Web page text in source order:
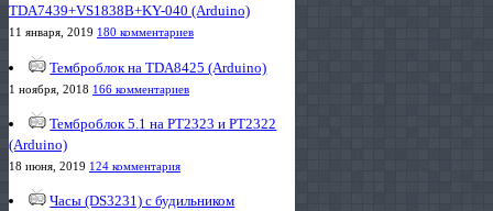
TDA7439+VS1838B+KY-040 (Arduino)
11 января, 2019 180 комментариев
Темброблок на TDA8425 (Arduino)
1 ноября, 2018 166 комментариев
Темброблок 5.1 на PT2323 и PT2322
(Arduino)
18 июня, 2019 124 комментария
Часы (DS3231) с будильником